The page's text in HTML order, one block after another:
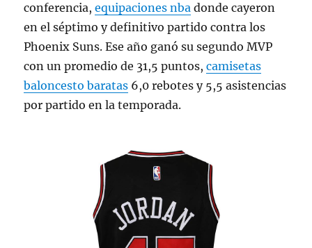
conferencia,equipaciones nba donde cayeron
en el séptimo y definitivo partido contra los
Phoenix Suns. Ese año ganó su segundo MVP
con un promedio de 31,5 puntos,camisetas
baloncesto baratas 6,0 rebotes y 5,5 asistencias
por partido en la temporada.